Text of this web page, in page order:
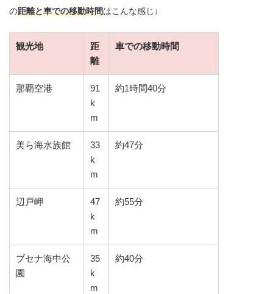
の距離と車での移動時間はこんな感じ↓
観光地
距
離
車での移動時間
那覇空港
91
k
m
約1時間40分
美ら海水族館
33
k
m
約47分
辺戸岬
47
k
m
約55分
ブセナ海中公
園
35
k
m
約40分